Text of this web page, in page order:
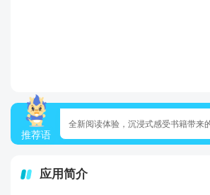
推荐语
全新阅读体验，沉浸式感受书籍带来
应用简介